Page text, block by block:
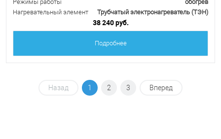
Режимы работы
обогрев
Нагревательный элемент
Трубчатый электронагреватель (ТЭН)
38 240 руб.
Подробнее
Назад 1 2 3 Вперед